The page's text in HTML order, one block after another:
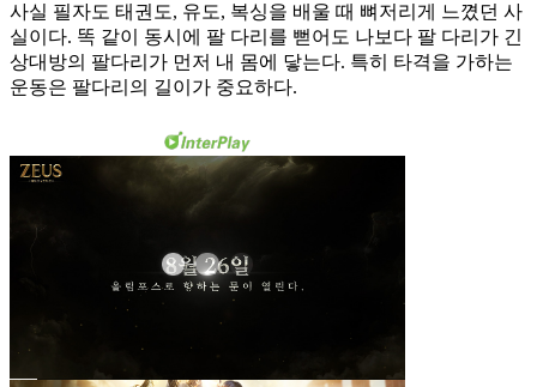
사실 필자도 태권도, 유도, 복싱을 배울 때 뼈저리게 느꼈던 사
실이다. 똑 같이 동시에 팔 다리를 뻗어도 나보다 팔 다리가 긴
상대방의 팔다리가 먼저 내 몸에 닿는다. 특히 타격을 가하는
운동은 팔다리의 길이가 중요하다.